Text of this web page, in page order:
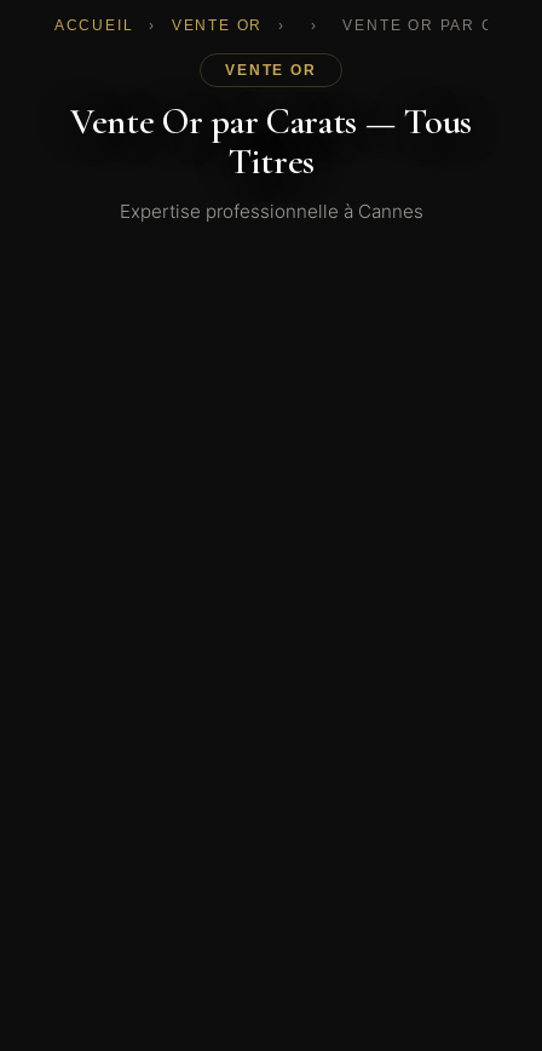
ACCUEIL › VENTE OR › › VENTE OR PAR
VENTE OR
Vente Or par Carats — Tous
Titres
Expertise professionnelle à Cannes